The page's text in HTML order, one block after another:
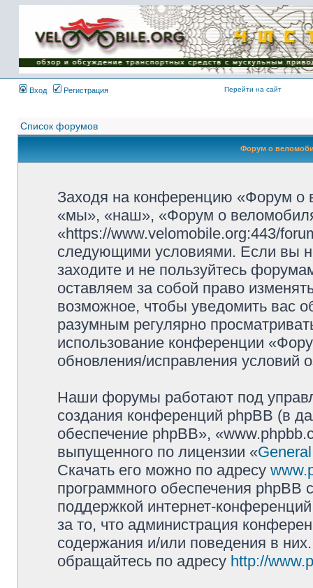
Имя пользователя:
Пароль:
{ LOG_ME_IN_SHORT
}
Вход
Регистрация Перейти на сайт
Список форумов
Форум о
Заходя на конференцию «Форум о
«мы», «наш», «Форум о
«https://www.velomobile.org:443/
следующими условиями. Если вы
заходите и не пользуйтесь
оставляем за собой право
возможное, чтобы уведомить вас
разумным регулярно
использование конференции
обновления/исправления условий
Наши форумы работают под
создания конференций phpBB (в
обеспечение phpBB»,
выпущенного по лицензии «
Скачать его можно по адресу
программного обеспечения phpBB
поддержкой интернет-
за то, что администрация
содержания и/или поведения в
обращайтесь по адресу http://